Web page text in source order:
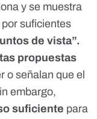
y se muestra
por suficientes
de vista”.
propuestas
o señalan que el
embargo,
suficiente para